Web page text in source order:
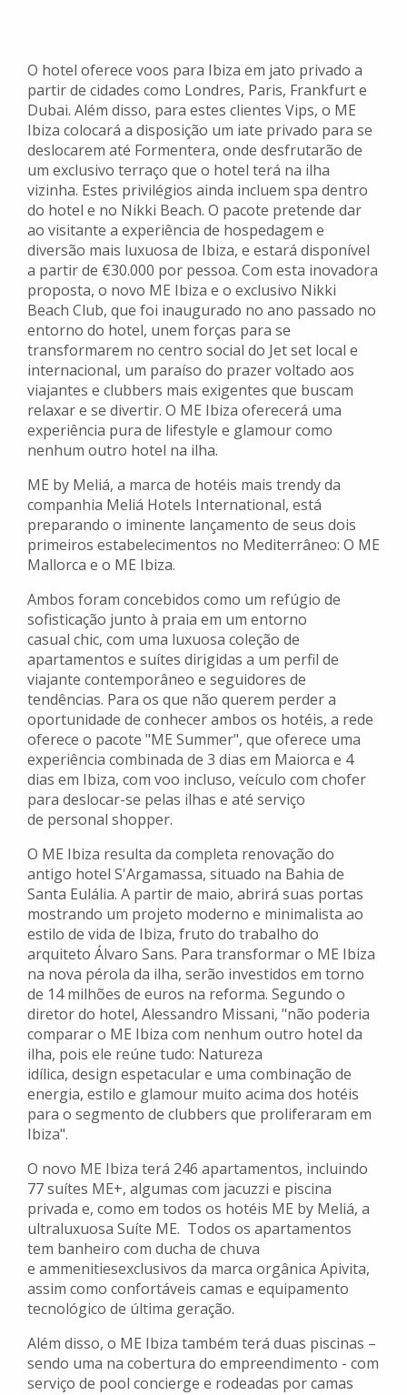
O hotel oferece voos para Ibiza em jato privado a
partir de cidades como Londres, Paris, Frankfurt e
Dubai. Além disso, para estes clientes Vips, o ME
Ibiza colocará a disposição um iate privado para se
deslocarem até Formentera, onde desfrutarão de
um exclusivo terraço que o hotel terá na ilha
vizinha. Estes privilégios ainda incluem spa dentro
do hotel e no Nikki Beach. O pacote pretende dar
ao visitante a experiência de hospedagem e
diversão mais luxuosa de Ibiza, e estará disponível
a partir de €30.000 por pessoa. Com esta inovadora
proposta, o novo ME Ibiza e o exclusivo Nikki
Beach Club, que foi inaugurado no ano passado no
entorno do hotel, unem forças para se
transformarem no centro social do Jet set local e
internacional, um paraíso do prazer voltado aos
viajantes e clubbers mais exigentes que buscam
relaxar e se divertir. O ME Ibiza oferecerá uma
experiência pura de lifestyle e glamour como
nenhum outro hotel na ilha.
ME by Meliá, a marca de hotéis mais trendy da
companhia Meliá Hotels International, está
preparando o iminente lançamento de seus dois
primeiros estabelecimentos no Mediterrâneo: O ME
Mallorca e o ME Ibiza.
Ambos foram concebidos como um refúgio de
sofisticação junto à praia em um entorno
casual chic, com uma luxuosa coleção de
apartamentos e suítes dirigidas a um perfil de
viajante contemporâneo e seguidores de
tendências. Para os que não querem perder a
oportunidade de conhecer ambos os hotéis, a rede
oferece o pacote "ME Summer", que oferece uma
experiência combinada de 3 dias em Maiorca e 4
dias em Ibiza, com voo incluso, veículo com chofer
para deslocar-se pelas ilhas e até serviço
de personal shopper.
O ME Ibiza resulta da completa renovação do
antigo hotel S'Argamassa, situado na Bahia de
Santa Eulália. A partir de maio, abrirá suas portas
mostrando um projeto moderno e minimalista ao
estilo de vida de Ibiza, fruto do trabalho do
arquiteto Álvaro Sans. Para transformar o ME Ibiza
na nova pérola da ilha, serão investidos em torno
de 14 milhões de euros na reforma. Segundo o
diretor do hotel, Alessandro Missani, "não poderia
comparar o ME Ibiza com nenhum outro hotel da
ilha, pois ele reúne tudo: Natureza
idílica, design espetacular e uma combinação de
energia, estilo e glamour muito acima dos hotéis
para o segmento de clubbers que proliferaram em
Ibiza".
O novo ME Ibiza terá 246 apartamentos, incluindo
77 suítes ME+, algumas com jacuzzi e piscina
privada e, como em todos os hotéis ME by Meliá, a
ultraluxuosa Suíte ME. Todos os apartamentos
tem banheiro com ducha de chuva
e ammenitiesexclusivos da marca orgânica Apivita,
assim como confortáveis camas e equipamento
tecnológico de última geração.
Além disso, o ME Ibiza também terá duas piscinas –
sendo uma na cobertura do empreendimento - com
serviço de pool concierge e rodeadas por camas